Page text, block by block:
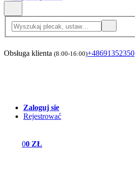
Obsługa klienta (8:00-16:00)+48691352350
Zaloguj sie
Rejestrować
00 ZŁ